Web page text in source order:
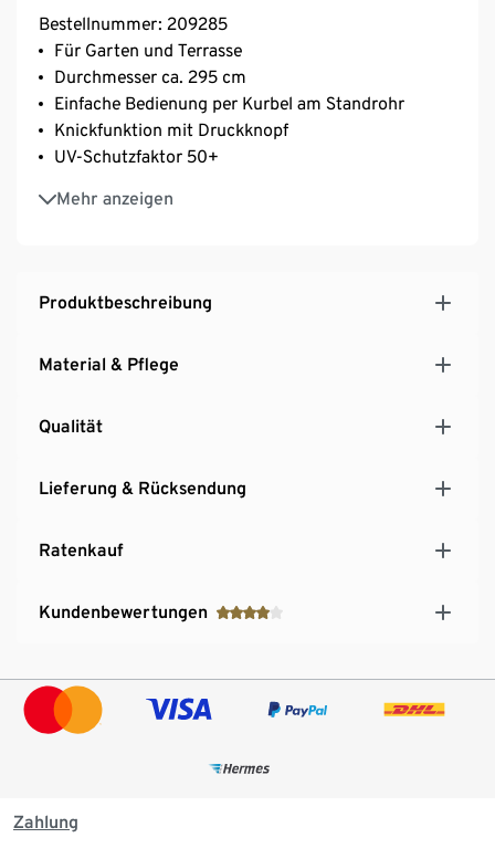
Bestellnummer: 209285
Für Garten und Terrasse
Durchmesser ca. 295 cm
Einfache Bedienung per Kurbel am Standrohr
Knickfunktion mit Druckknopf
UV-Schutzfaktor 50+
Mehr anzeigen
*Lieferung ohne Schirmständer
Produktbeschreibung
Material & Pflege
Qualität
Lieferung & Rücksendung
Ratenkauf
Kundenbewertungen
Zahlung